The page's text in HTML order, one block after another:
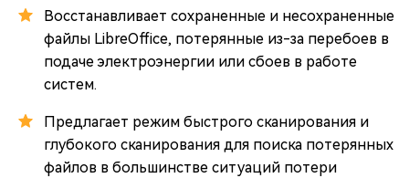
Восстанавливает сохраненные и несохраненные
файлы LibreOffice, потерянные из-за перебоев в
подаче электроэнергии или сбоев в работе
систем.
Предлагает режим быстрого сканирования и
глубокого сканирования для поиска потерянных
файлов в большинстве ситуаций потери